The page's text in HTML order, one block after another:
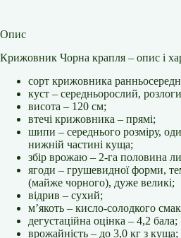
Опис
Крижовник Чорна крапля – опис і
сорт крижовника
куст – середньорослий,
висота – 120 см;
втечі крижовника – прямі;
шипи – середнього розміру,
нижній частині куща;
збір врожаю – 2-га половина
ягоди – грушевидної форми,
(майже чорного), дуже великі;
відрив – сухий;
м’якоть – кисло-солодкого
дегустаційна оцінка – 4,2 бала;
врожайність – до 3,0 кг з куща;